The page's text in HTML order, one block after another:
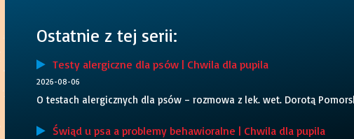
Ostatnie z tej serii:
Testy alergiczne dla psów | Chwila dla pupila
2026-08-06
O testach alergicznych dla psów – rozmowa z lek. wet. Dorotą
Świąd u psa a problemy behawioralne | Chwila dla pupila